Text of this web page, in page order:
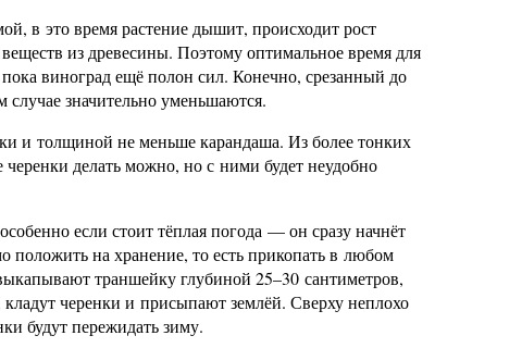
в это время растение дышит, происходит рост
из древесины. Поэтому оптимальное время для
виноград ещё полон сил. Конечно, срезанный до
значительно уменьшаются.
и толщиной не меньше карандаша. Из более тонких
делать можно, но с ними будет неудобно
если стоит тёплая погода — он сразу начнёт
положить на хранение, то есть прикопать в любом
траншейку глубиной 25–30 сантиметров,
черенки и присыпают землёй. Сверху неплохо
будут пережидать зиму.